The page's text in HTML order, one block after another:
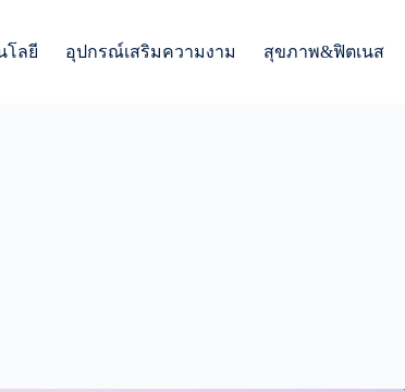
โลยี อุปกรณ์เสริมความงาม สุขภาพ&ฟิตเนส